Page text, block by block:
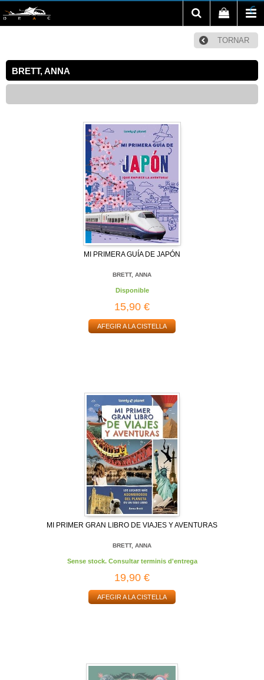
TORNAR
BRETT, ANNA
MI PRIMERA GUÍA DE JAPÓN
BRETT, ANNA
Disponible
15,90 €
AFEGIR A LA CISTELLA
MI PRIMER GRAN LIBRO DE VIAJES Y AVENTURAS
BRETT, ANNA
Sense stock. Consultar terminis d'entrega
19,90 €
AFEGIR A LA CISTELLA